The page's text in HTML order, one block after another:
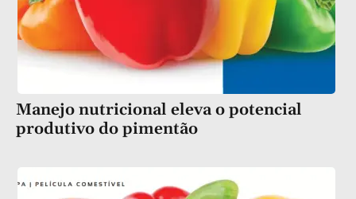
Manejo nutricional eleva o potencial
produtivo do pimentão